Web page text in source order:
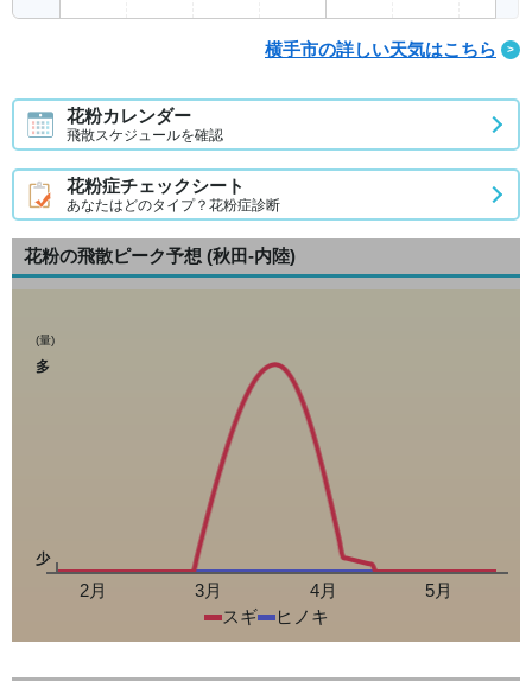
横手市の詳しい天気はこちら
花粉カレンダー
飛散スケジュールを確認
花粉症チェックシート
あなたはどのタイプ？花粉症診断
花粉の飛散ピーク予想 (秋田-内陸)
(量)
多
少
2月 3月 4月
5月
スギ
ヒノキ